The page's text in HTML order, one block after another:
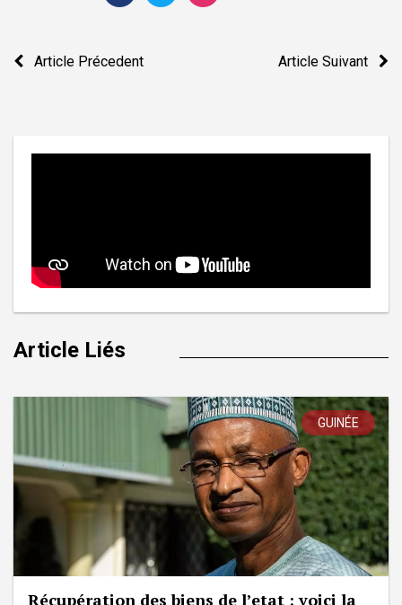
Navigation
Article Précedent Article Suivant
Article Liés
GUINÉE
Récupération des biens de l’etat : voici la